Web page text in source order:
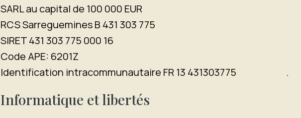
SARL au capital de 100 000 EUR
RCS Sarreguemines B 431 303 775
SIRET 431 303 775 000 16
Code APE: 6201Z
Identification intracommunautaire FR 13 431303775
.
Informatique et libertés